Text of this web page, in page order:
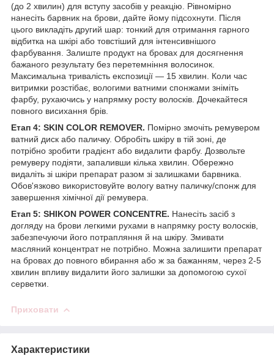
(до 2 хвилин) для вступу засобів у реакцію. Рівномірно
нанесіть барвник на брови, дайте йому підсохнути. Після
цього викладіть другий шар: тонкий для отримання гарного
відбитка на шкірі або товстіший для інтенсивнішого
фарбування. Залиште продукт на бровах для досягнення
бажаного результату без перетемніння волосинок.
Максимальна тривалість експозиції — 15 хвилин. Коли час
витримки розстібає, вологими ватними спонжами зніміть
фарбу, рухаючись у напрямку росту волосків. Дочекайтеся
повного висихання брів.
Етап 4: SKIN COLOR REMOVER. Помірно змочіть ремувером
ватний диск або паличку. Обробіть шкіру в тій зоні, де
потрібно зробити градієнт або видалити фарбу. Дозвольте
ремуверу подіяти, запаливши кілька хвилин. Обережно
видаліть зі шкіри препарат разом зі залишками барвника.
Обов'язково використовуйте вологу ватну паличку/спонж для
завершення хімічної дії ремувера.
Етап 5: SHIKON POWER CONCENTRE. Нанесіть засіб з
догляду на брови легкими рухами в напрямку росту волосків,
забезпечуючи його потрапляння й на шкіру. Змивати
масляний концентрат не потрібно. Можна залишити препарат
на бровах до повного вбирання або ж за бажанням, через 2-5
хвилин впливу видалити його залишки за допомогою сухої
серветки.
Приховати
Характеристики